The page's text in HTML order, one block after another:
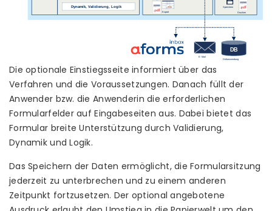
Die optionale Einstiegsseite informiert über das
Verfahren und die Voraussetzungen. Danach füllt der
Anwender bzw. die Anwenderin die erforderlichen
Formularfelder auf Eingabeseiten aus. Dabei bietet das
Formular breite Unterstützung durch Validierung,
Dynamik und Logik.
Das Speichern der Daten ermöglicht, die Formularsitzung
jederzeit zu unterbrechen und zu einem anderen
Zeitpunkt fortzusetzen. Der optional angebotene